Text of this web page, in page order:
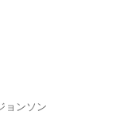
ンソン